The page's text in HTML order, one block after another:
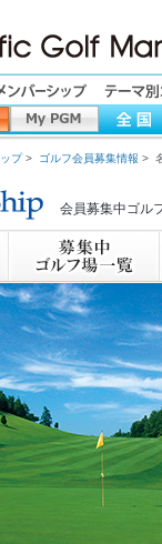
プ> ゴルフ会員募集情報 >
会員募集中ゴル